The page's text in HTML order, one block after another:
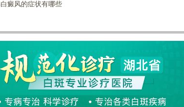
癜风的症状有哪些